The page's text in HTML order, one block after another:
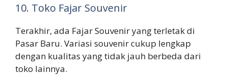
10. Toko Fajar Souvenir
Terakhir, ada Fajar Souvenir yang terletak di
Pasar Baru. Variasi souvenir cukup lengkap
dengan kualitas yang tidak jauh berbeda dari
toko lainnya.